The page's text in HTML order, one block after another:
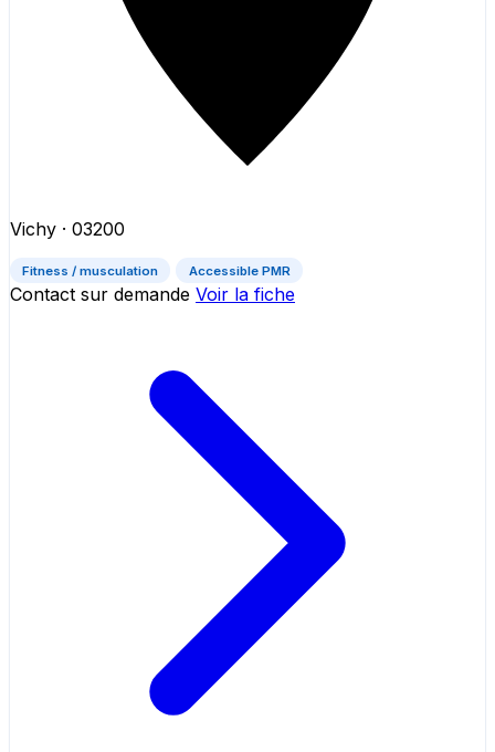
Vichy · 03200
Fitness / musculation Accessible PMR
Contact sur demande Voir la fiche